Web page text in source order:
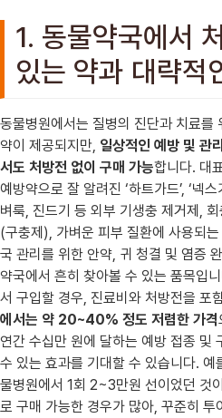
1. 동물약국에서
있는 약과 대략적
동물병원에서는 질병의 진단과 치료를
약이 제공되지만, 일상적인 예방 및 관
서도 처방전 없이 구매 가능합니다. 대
예방약으로 잘 알려진 ‘하트가드’, ‘넥
벼룩, 진드기 등 외부 기생충 제거제,
(구충제), 가벼운 피부 질환에 사용되
국 관리를 위한 안약, 귀 청결 및 염증
약국에서 흔히 찾아볼 수 있는 품목입
서 구입할 경우, 진료비와 처방전을 포
에서는 약 20~40% 정도 저렴한 가격
연간 수십만 원에 달하는 예방 접종 및
수 있는 효과를 기대할 수 있습니다.
물병원에서 1회 2~3만원 선이었던 것
로 구매 가능한 경우가 많아, 꾸준히